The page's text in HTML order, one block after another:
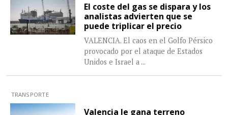
El coste del gas se dispara y los
analistas advierten que se
puede triplicar el precio
VALENCIA. El caos en el Golfo Pérsico
provocado por el ataque de Estados
Unidos e Israel a ...
TRANSPORTE
Valencia le gana terreno